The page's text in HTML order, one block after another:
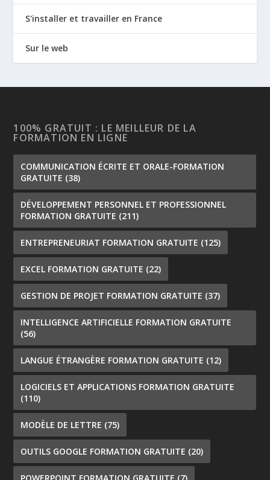
S'installer et travailler en France
Sur le web
100% GRATUIT : LE MEILLEUR DE LA
FORMATION EN LIGNE
COMMUNICATION ÉCRITE ET ORALE-FORMATION
GRATUITE (38)
DÉVELOPPEMENT PERSONNEL ET PROFESSIONNEL
FORMATION GRATUITE (211)
ENTREPRENEURIAT FORMATION GRATUITE (125)
EXCEL FORMATION GRATUITE (22)
GESTION DE PROJET FORMATION GRATUITE (37)
INTELLIGENCE ARTIFICIELLE FORMATION GRATUITE
(56)
LANGUE ÉTRANGÈRE FORMATION GRATUITE (12)
LOGICIELS ET APPLICATIONS FORMATION GRATUITE
(110)
MODÈLE DE LETTRE (75)
OUTILS GOOGLE FORMATION GRATUITE (20)
POWERPOINT FORMATION GRATUITE (7)